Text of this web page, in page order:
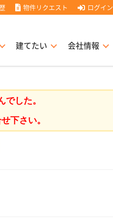
物件リクエスト ログイン
建てたい 会社情報
経営理念
住宅販売協力店募集
した。
下さい。